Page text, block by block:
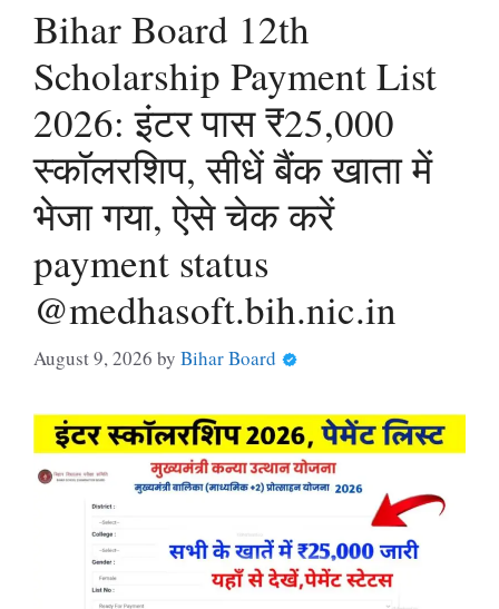
Bihar Board 12th
Scholarship Payment List
2026: इंटर पास ₹25,000
स्कॉलरशिप, सीधें बैंक खाता में
भेजा गया, ऐसे चेक करें
payment status
@medhasoft.bih.nic.in
August 9, 2026 by Bihar Board